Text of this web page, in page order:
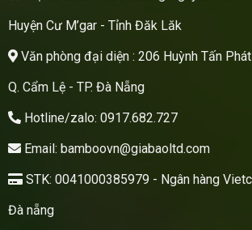
Huyện Cư M’gar - Tỉnh Đăk Lăk
Văn phòng đại diện : 206 Huỳnh Tấn Phát
Q. Cẩm Lệ - TP. Đà Nẵng
Hotline/zalo: 0917.682.727
Email: bamboovn@giabaoltd.com
STK: 0041000385979 - Ngân hàng
Đà nẵng